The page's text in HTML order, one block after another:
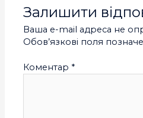
Залишити
Ваша e-mail адреса не
Обов’язкові поля
Коментар *